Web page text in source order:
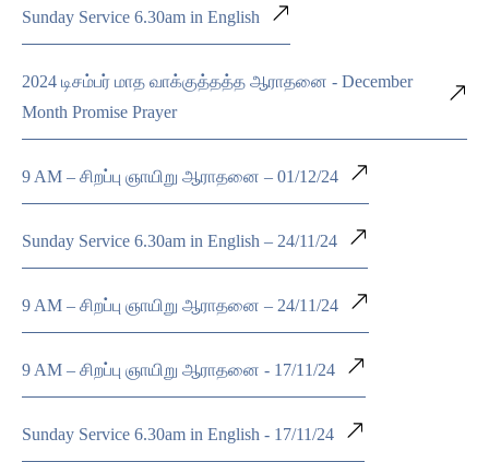
Sunday Service 6.30am in English
2024 டிசம்பர் மாத வாக்குத்தத்த ஆராதனை - December
Month Promise Prayer
9 AM – சிறப்பு ஞாயிறு ஆராதனை – 01/12/24
Sunday Service 6.30am in English – 24/11/24
9 AM – சிறப்பு ஞாயிறு ஆராதனை – 24/11/24
9 AM – சிறப்பு ஞாயிறு ஆராதனை - 17/11/24
Sunday Service 6.30am in English - 17/11/24